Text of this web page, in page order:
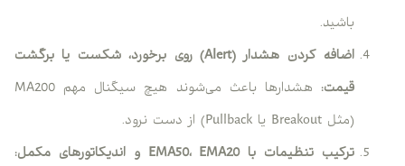
باشید.
اضافه کردن هشدار (Alert) روی برخورد، شکست یا برگشت
قیمت:
هشدارها باعث می‌شوند هیچ سیگنال مهم MA200
(مثل Breakout یا Pullback) از دست نرود.
ترکیب تنظیمات با
EMA50، EMA20
و اندیکاتورهای مکمل: